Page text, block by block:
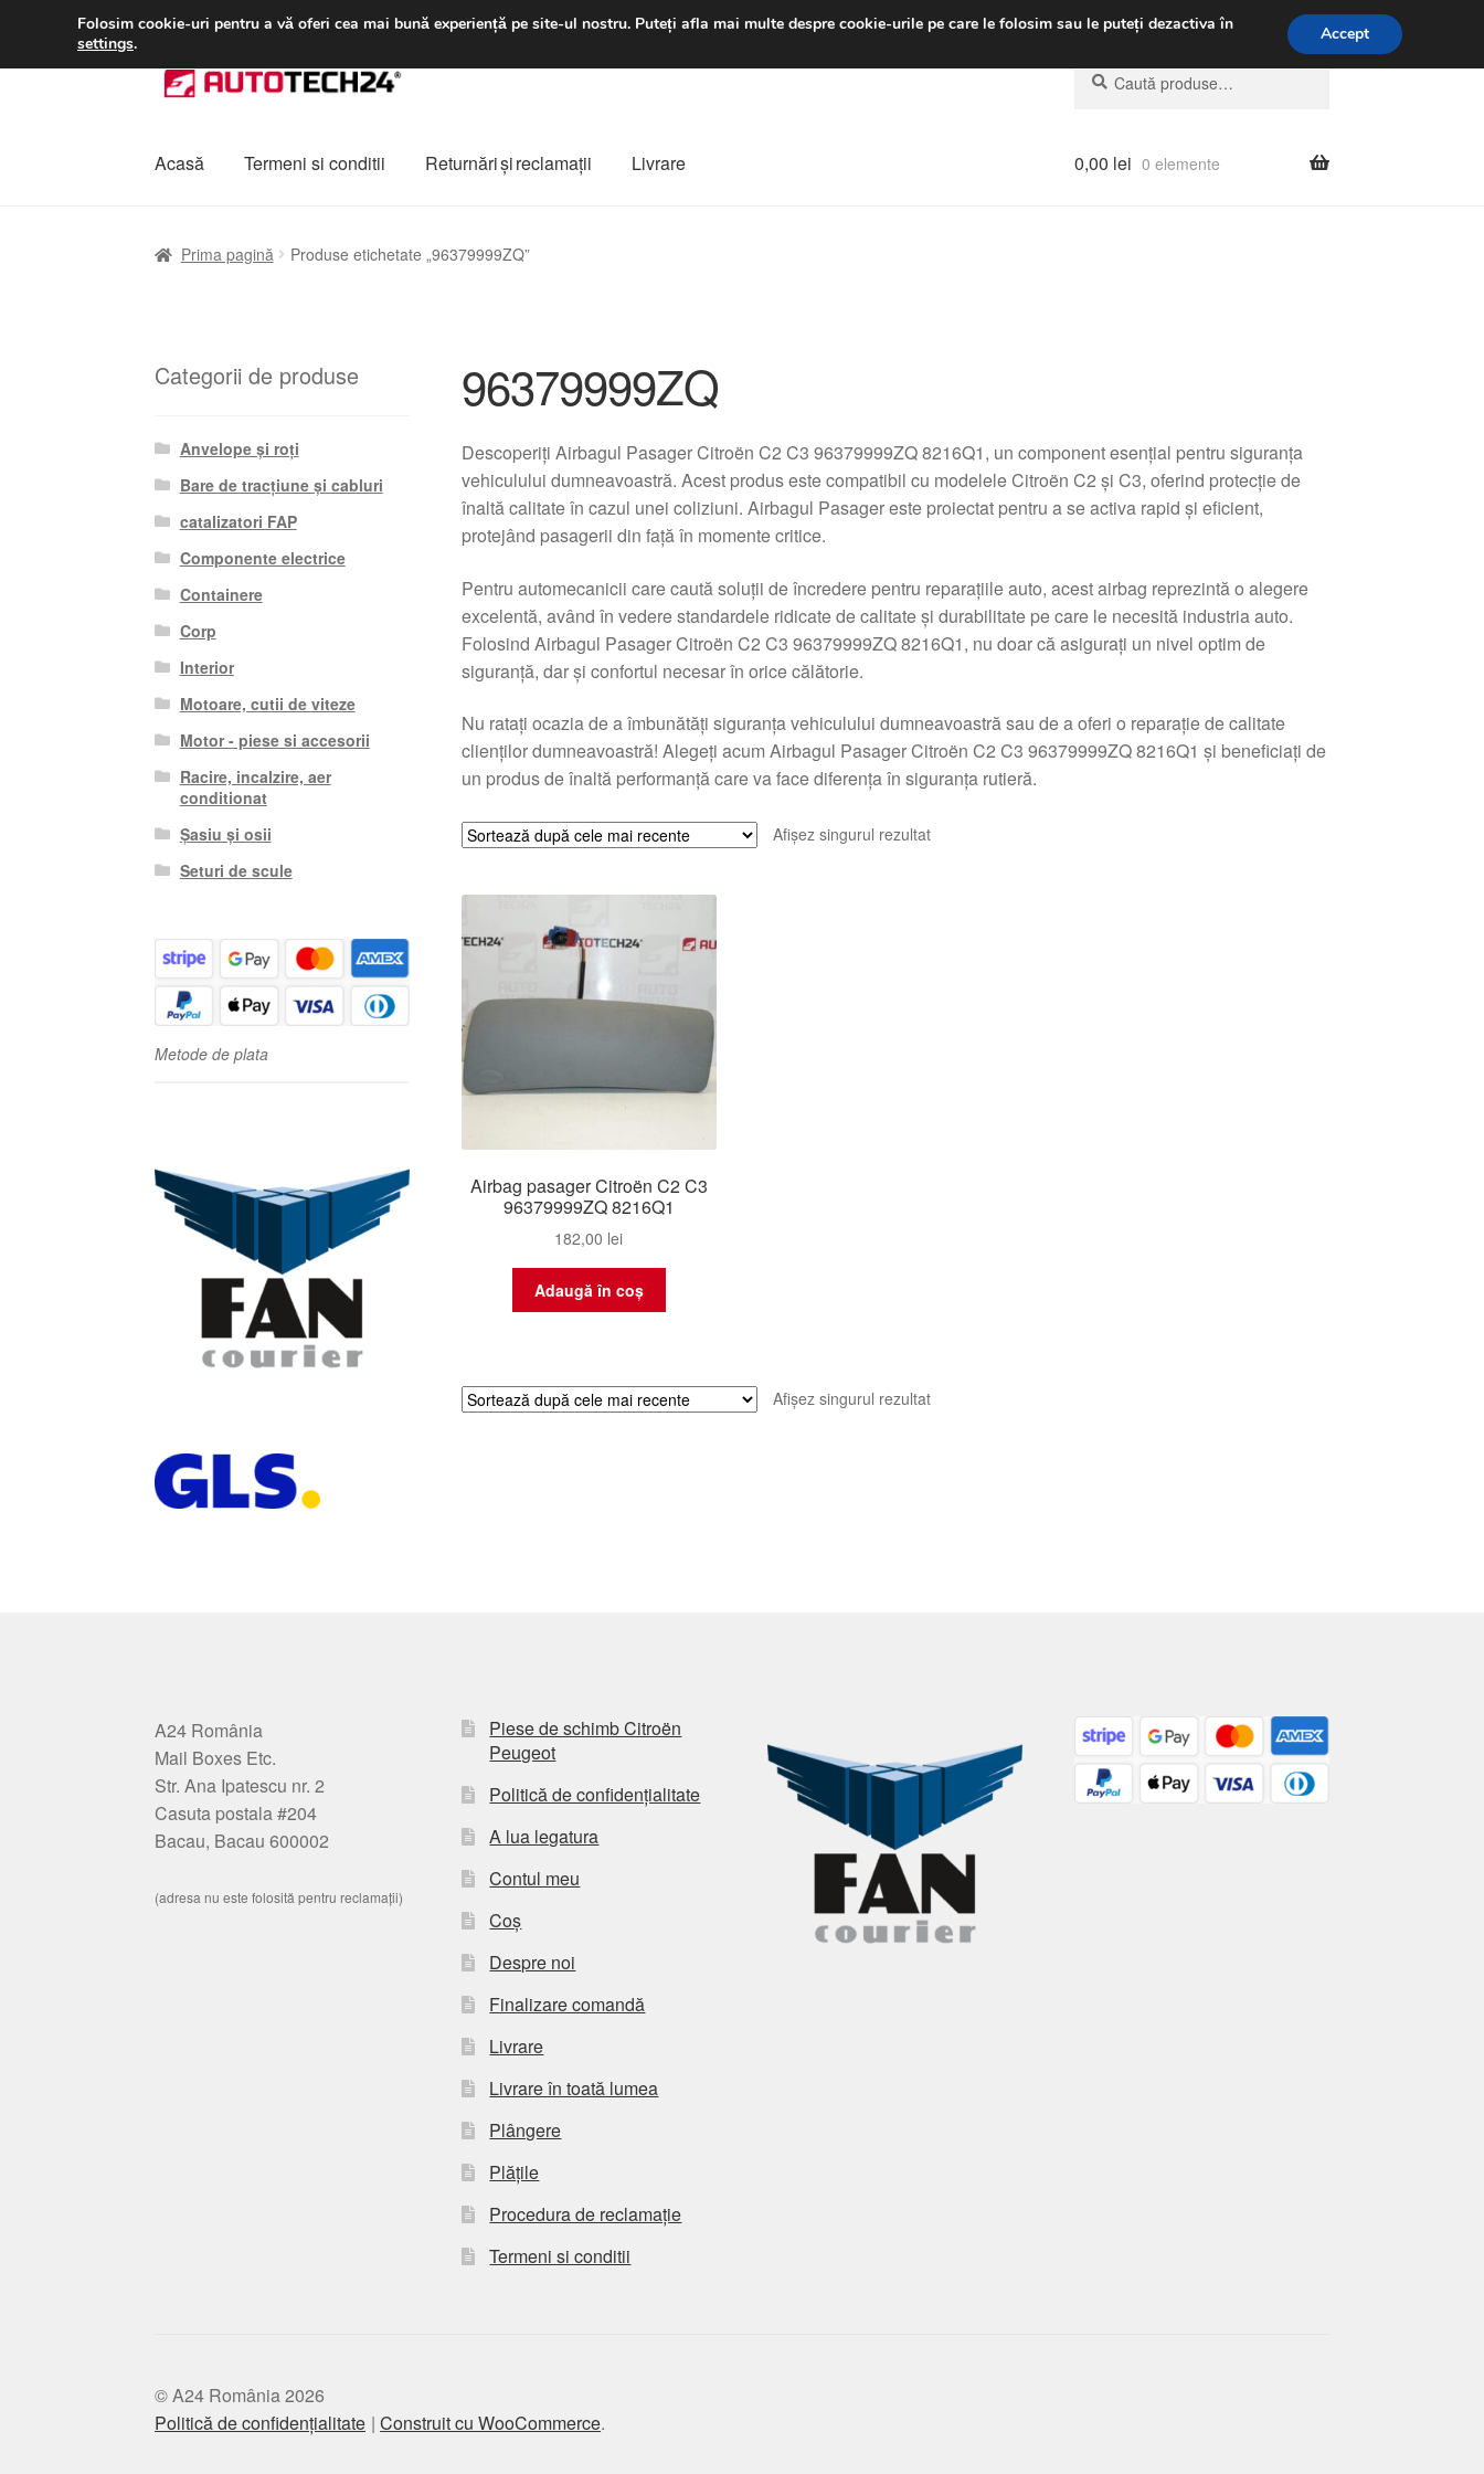
LIVRARE de la 33 lei luni-vineri 9 a.m. - 4 p.m.031 229 6816
Sari
la
Sari
la
Caută
după:
Caută
Acasă Termeni si conditii Returnări şi reclamații Livrare 0,00 lei 0 elemente
Prima pagină Produse etichetate „96379999ZQ”
96379999ZQ
Descoperiți Airbagul Pasager Citroën C2 C3 96379999ZQ 8216Q1, un component esențial pentru siguranța
vehiculului dumneavoastră. Acest produs este compatibil cu modelele Citroën C2 și C3, oferind protecție de
înaltă calitate în cazul unei coliziuni. Airbagul Pasager este proiectat pentru a se activa rapid și eficient,
protejând pasagerii din față în momente critice.
Pentru automecanicii care caută soluții de încredere pentru reparațiile auto, acest airbag reprezintă o alegere
excelentă, având în vedere standardele ridicate de calitate și durabilitate pe care le necesită industria auto.
Folosind Airbagul Pasager Citroën C2 C3 96379999ZQ 8216Q1, nu doar că asigurați un nivel optim de
siguranță, dar și confortul necesar în orice călătorie.
Nu ratați ocazia de a îmbunătăți siguranța vehiculului dumneavoastră sau de a oferi o reparație de calitate
clienților dumneavoastră! Alegeți acum Airbagul Pasager Citroën C2 C3 96379999ZQ 8216Q1 și beneficiați de
un produs de înaltă performanță care va face diferența în siguranța rutieră.
Afișez singurul rezultat
Airbag pasager Citroën C2 C3
96379999ZQ 8216Q1
182,00 lei
Adaugă în coș
Afișez singurul rezultat
Categorii de produse
Anvelope și roți
Bare de tracțiune și cabluri
catalizatori FAP
Componente electrice
Containere
Corp
Interior
Motoare, cutii de viteze
Motor - piese si accesorii
Racire, incalzire, aer
conditionat
Șasiu și osii
Seturi de scule
Metode de plata
A24 România
Mail Boxes Etc.
Str. Ana Ipatescu nr. 2
Casuta postala #204
Bacau, Bacau 600002
(adresa nu este folosită pentru reclamații)
Piese de schimb Citroën
Peugeot
Politică de confidențialitate
A lua legatura
Contul meu
Coș
Despre noi
Finalizare comandă
Livrare
Livrare în toată lumea
Plângere
Plățile
Procedura de reclamație
Termeni si conditii
© A24 România 2026
Politică de confidențialitate Construit cu WooCommerce.
Folosim cookie-uri pentru a vă oferi cea mai bună experiență pe site-ul nostru. Puteți afla mai multe despre cookie-urile pe care le folosim sau le puteți dezactiva în
settings. Accept